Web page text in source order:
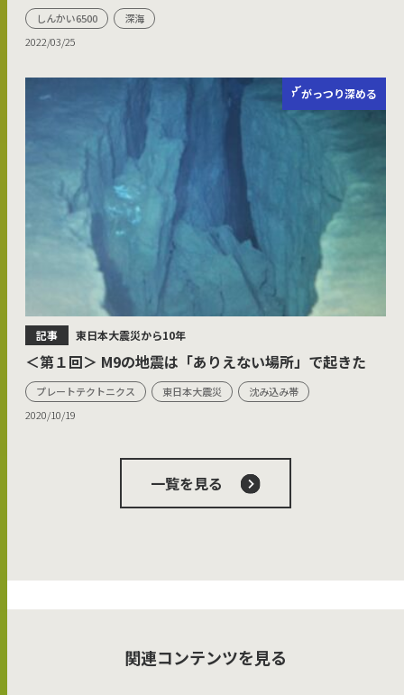
2022/03/25
しんかい6500 深海
がっつり深める
2020/10/19
記事 東日本大震災から10年
＜第１回＞ M9の地震は「ありえない場所」で起きた
プレートテクトニクス 東日本大震災 沈み込み帯
一覧を見る
関連コンテンツを見る